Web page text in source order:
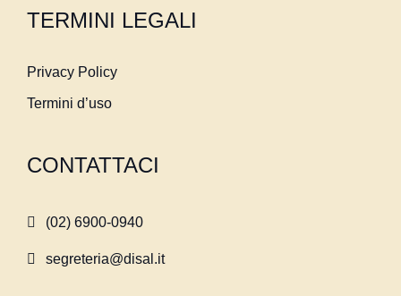
TERMINI LEGALI
Privacy Policy
Termini d’uso
CONTATTACI
(02) 6900-0940
segreteria@disal.it